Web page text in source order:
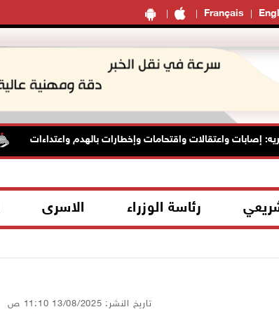
Français
واعتقالات واقتحامات وإخطارات بالهدم واعتداءات
رئاسة الوزراء الاسرى
تاريخ النشر: 13/08/2025 11:10 ص